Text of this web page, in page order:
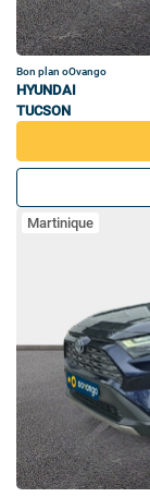
Bon plan oOvango
HYUNDAI
TUCSON
Martinique